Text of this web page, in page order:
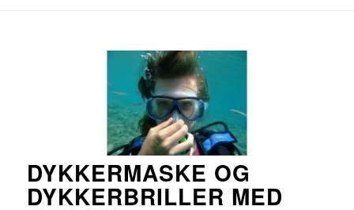
DYKKERMASKE OG
DYKKERBRILLER MED